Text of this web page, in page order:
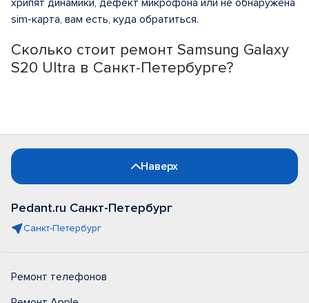
Сколько стоит ремонт Samsung Galaxy
S20 Ultra в Санкт-Петербурге?
хрипят динамики, дефект микрофона или не обнаружена
sim-карта, вам есть, куда обратиться.
Наверх
Pedant.ru Санкт-Петербург
Санкт-Петербург
Ремонт телефонов